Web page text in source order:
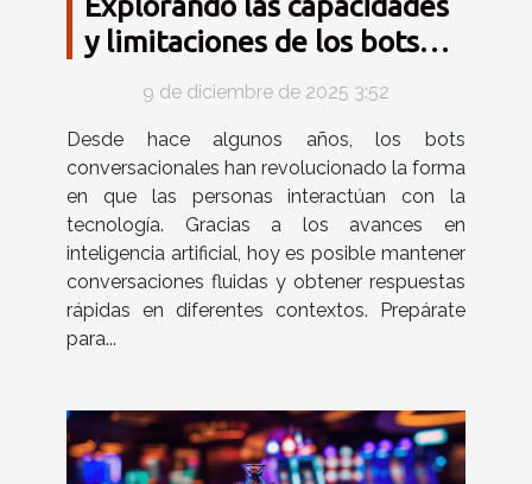
y limitaciones de los bots
conversacionales modernos
9 de diciembre de 2025 3:52
Desde hace algunos años, los bots
conversacionales han revolucionado la forma
en que las personas interactúan con la
tecnología. Gracias a los avances en
inteligencia artificial, hoy es posible mantener
conversaciones fluidas y obtener respuestas
rápidas en diferentes contextos. Prepárate
para...